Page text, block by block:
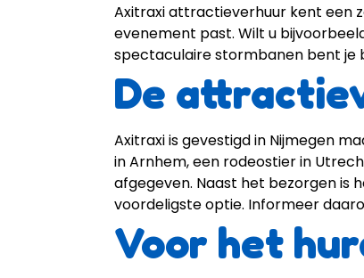
Axitraxi attractieverhuur kent een
evenement past. Wilt u
spectaculairestormbanen bent je
De
Axitraxi is gevestigd in Nijmegen
in Arnhem, een rodeostier in
afgegeven. Naast het bezorgen is
voordeligste optie. Informeer
Voor het